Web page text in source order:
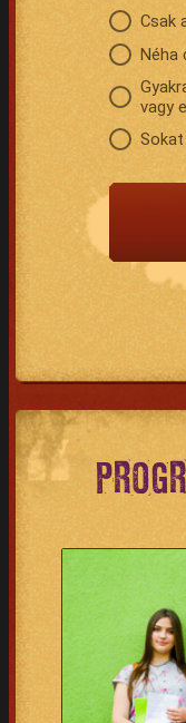
Csak
Néha
vagy